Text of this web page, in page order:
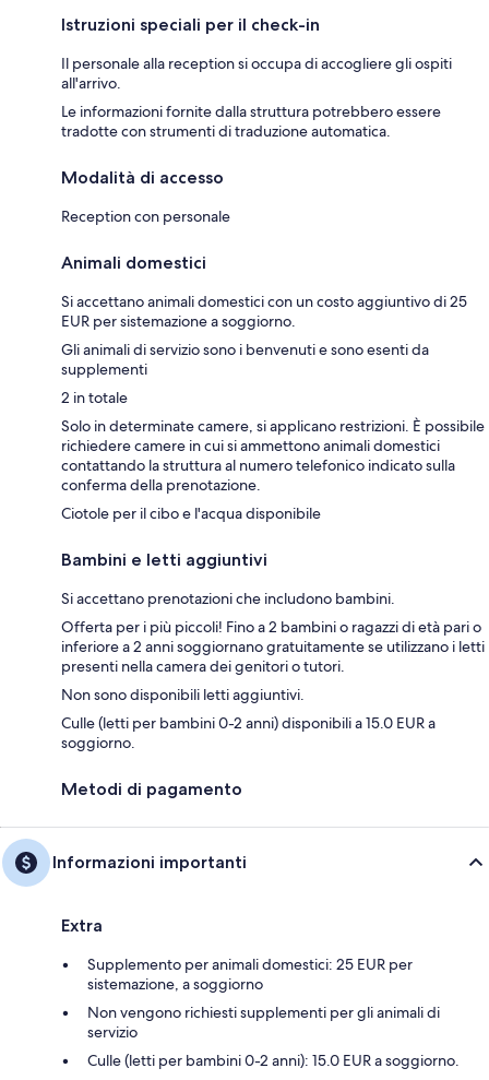
Istruzioni speciali per il check-in
Il personale alla reception si occupa di accogliere gli ospiti
all'arrivo.
Le informazioni fornite dalla struttura potrebbero essere
tradotte con strumenti di traduzione automatica.
Modalità di accesso
Reception con personale
Animali domestici
Si accettano animali domestici con un costo aggiuntivo di 25
EUR per sistemazione a soggiorno.
Gli animali di servizio sono i benvenuti e sono esenti da
supplementi
2 in totale
Solo in determinate camere, si applicano restrizioni. È possibile
richiedere camere in cui si ammettono animali domestici
contattando la struttura al numero telefonico indicato sulla
conferma della prenotazione.
Ciotole per il cibo e l'acqua disponibile
Bambini e letti aggiuntivi
Si accettano prenotazioni che includono bambini.
Offerta per i più piccoli! Fino a 2 bambini o ragazzi di età pari o
inferiore a 2 anni soggiornano gratuitamente se utilizzano i letti
presenti nella camera dei genitori o tutori.
Non sono disponibili letti aggiuntivi.
Culle (letti per bambini 0-2 anni) disponibili a 15.0 EUR a
soggiorno.
Metodi di pagamento
Informazioni importanti
Extra
Supplemento per animali domestici: 25 EUR per
sistemazione, a soggiorno
Non vengono richiesti supplementi per gli animali di
servizio
Culle (letti per bambini 0-2 anni): 15.0 EUR a soggiorno.